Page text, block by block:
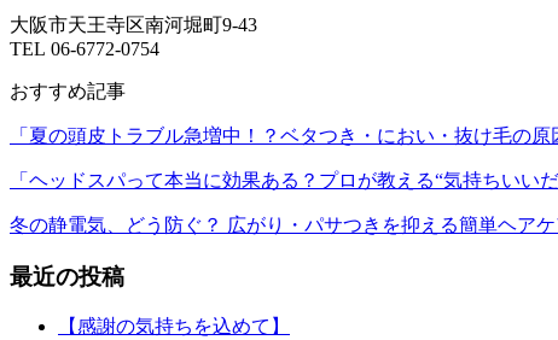
大阪市天王寺区南河堀町9-43
TEL 06-6772-0754
おすすめ記事
「夏の頭皮トラブル急増中！？ベタつき・におい・抜け毛の原
「ヘッドスパって本当に効果ある？プロが教える“気持ちいい
冬の静電気、どう防ぐ？ 広がり・パサつきを抑える簡単ヘア
最近の投稿
【感謝の気持ちを込めて】